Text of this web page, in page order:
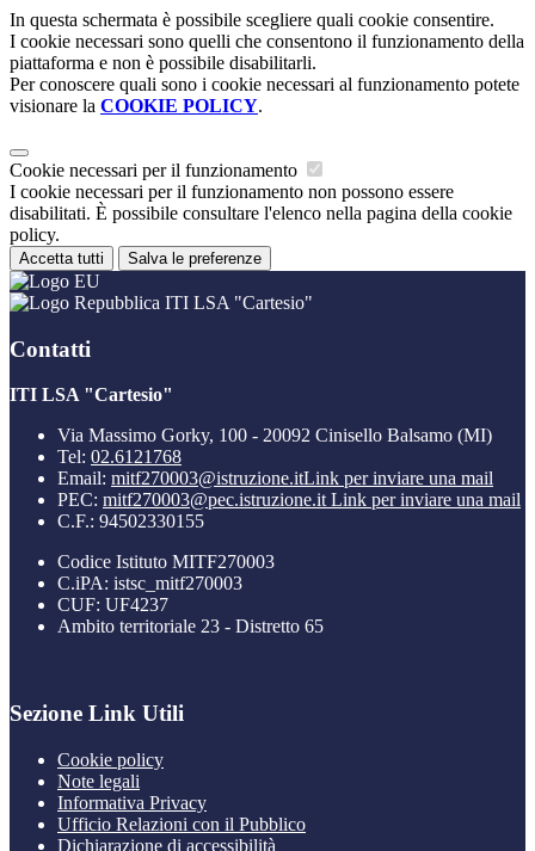
In questa schermata è possibile scegliere quali cookie consentire.
I cookie necessari sono quelli che consentono il funzionamento della
piattaforma e non è possibile disabilitarli.
Per conoscere quali sono i cookie necessari al funzionamento potete
visionare la COOKIE POLICY.
Cookie necessari per il funzionamento
I cookie necessari per il funzionamento non possono essere
disabilitati. È possibile consultare l'elenco nella pagina della cookie
policy.
Accetta tutti Salva le preferenze
ITI LSA "Cartesio"
Contatti
ITI LSA "Cartesio"
Via Massimo Gorky, 100 - 20092 Cinisello Balsamo (MI)
Tel: 02.6121768
Email: mitf270003@istruzione.itLink per inviare una mail
PEC: mitf270003@pec.istruzione.it Link per inviare una mail
C.F.: 94502330155
Codice Istituto MITF270003
C.iPA: istsc_mitf270003
CUF: UF4237
Ambito territoriale 23 - Distretto 65
Sezione Link Utili
Cookie policy
Note legali
Informativa Privacy
Ufficio Relazioni con il Pubblico
Dichiarazione di accessibilità